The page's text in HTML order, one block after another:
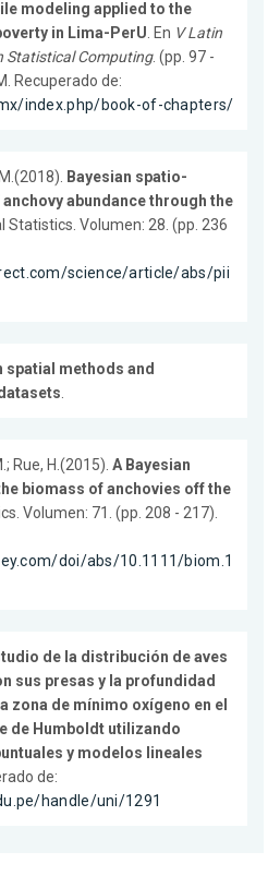
modeling applied to the
in Lima-PerU. En V Latin
Statistical Computing. (pp. 97 -
Recuperado de:
index.php/book-of-chapters/
Bayesian spatio-
abundance through the
Statistics. Volumen: 28. (pp. 236
science/article/abs/pii
spatial methods and
.
Rue, H.(2015). A Bayesian
biomass of anchovies off the
Volumen: 71. (pp. 208 - 217).
doi/abs/10.1111/biom.1
de la distribución de aves
sus presas y la profundidad
zona de mínimo oxígeno en el
de Humboldt utilizando
y modelos lineales
de:
handle/uni/1291